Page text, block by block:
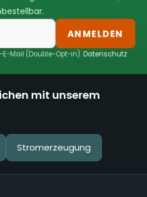
ANMELDEN
Mail (Double-Opt-in).Datenschutz
mit unserem
Stromerzeugung